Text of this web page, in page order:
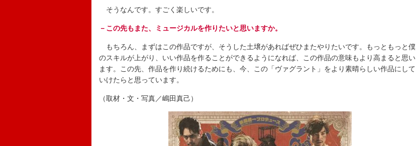
そうなんです。すごく楽しいです。
－この先もまた、ミュージカルを作りたいと思いますか。
もちろん、まずはこの作品ですが、そうした土壌があればぜひまたやりたいです。もっともっと僕
のスキルが上がり、いい作品を作ることができるようになれば、この作品の意味もより高まると思い
ます。この先、作品を作り続けるためにも、今、この「ヴァグラント」をより素晴らしい作品にして
いけたらと思っています。
（取材・文・写真／嶋田真己）